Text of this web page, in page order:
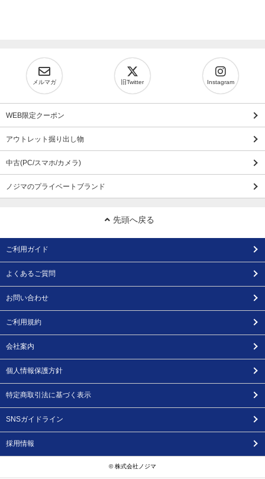
メルマガ 旧Twitter Instagram
WEB限定クーポン
アウトレット掘り出し物
中古(PC/スマホ/カメラ)
ノジマのプライベートブランド
先頭へ戻る
ご利用ガイド
よくあるご質問
お問い合わせ
ご利用規約
会社案内
個人情報保護方針
特定商取引法に基づく表示
SNSガイドライン
採用情報
© 株式会社ノジマ